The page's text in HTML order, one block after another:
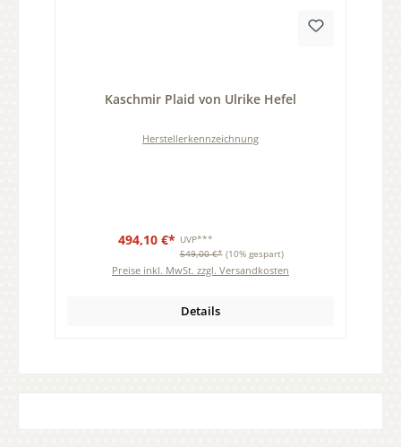
Kaschmir Plaid von Ulrike Hefel
Herstellerkennzeichnung
494,10 €* UVP***
549,00 €* (10% gespart)
Preise inkl. MwSt. zzgl. Versandkosten
Details